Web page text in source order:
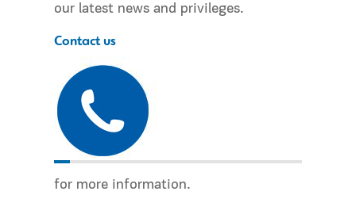
our latest news and privileges.
Contact us
for more information.